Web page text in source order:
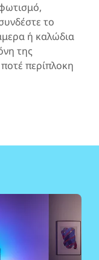
το
ή καλώδια
της
περίπλοκη